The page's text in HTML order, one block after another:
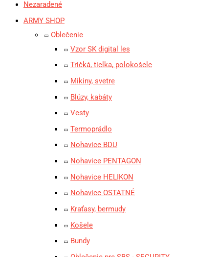
Nezaradené
ARMY SHOP
Oblečenie
Vzor SK digital les
Tričká, tielka, polokošele
Mikiny, svetre
Blúzy, kabáty
Vesty
Termoprádlo
Nohavice BDU
Nohavice PENTAGON
Nohavice HELIKON
Nohavice OSTATNÉ
Kraťasy, bermudy
Košele
Bundy